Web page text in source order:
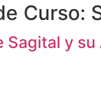
Curso:
Sagital y